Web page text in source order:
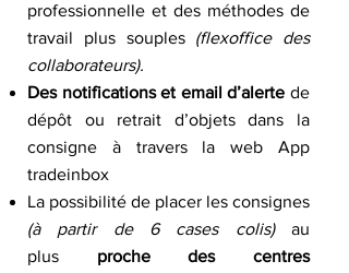
professionnelle et des méthodes de
travail plus souples (flexoffice des
collaborateurs).
Des notifications et email d’alerte de
dépôt ou retrait d’objets dans la
consigne à travers la web App
tradeinbox
La possibilité de placer les consignes
(à partir de 6 cases colis)au
plus proche des centres